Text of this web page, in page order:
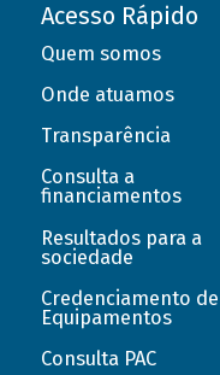
Acesso Rápido
Quem somos
Onde atuamos
Transparência
Consulta a
financiamentos
Resultados para a
sociedade
Credenciamento de
Equipamentos
Consulta PAC